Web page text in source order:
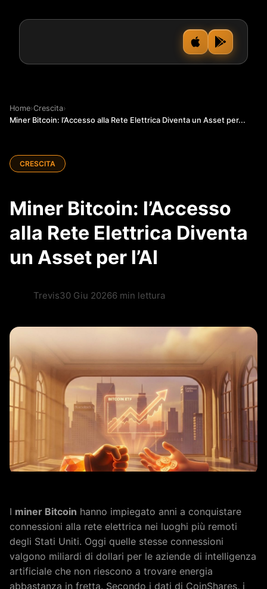
Home›Crescita›
Miner Bitcoin: l’Accesso alla Rete Elettrica Diventa un Asset per...
CRESCITA
Miner Bitcoin: l’Accesso
alla Rete Elettrica Diventa
un Asset per l’AI
Trevis30 Giu 20266 min lettura
I miner Bitcoin hanno impiegato anni a conquistare
connessioni alla rete elettrica nei luoghi più remoti
degli Stati Uniti. Oggi quelle stesse connessioni
valgono miliardi di dollari per le aziende di intelligenza
artificiale che non riescono a trovare energia
abbastanza in fretta. Secondo i dati di CoinShares, i